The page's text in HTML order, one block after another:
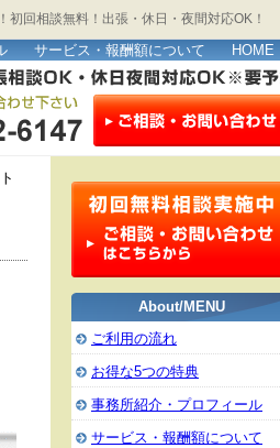
回相談無料！出張・休日・夜間対応OK！
サービス・報酬額について HOME
About/MENU
ご利用の流れ
お得な5つの特典
事務所紹介・プロフィール
サービス・報酬額について